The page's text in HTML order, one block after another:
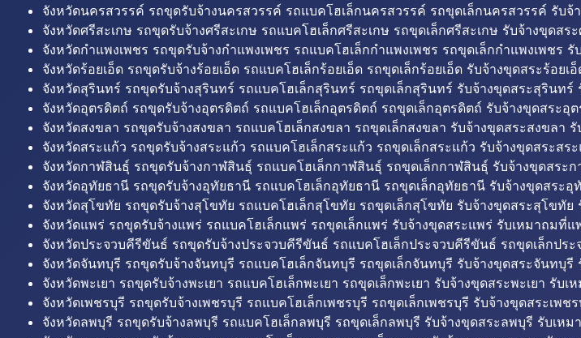
จังหวัดนครสวรรค์ รถขุดรับจ้างนครสวรรค์ รถแบคโฮเล็กนครสวรรค์ รถขุดเล็กนครสวรรค์ รับ
จังหวัดศรีสะเกษ รถขุดรับจ้างศรีสะเกษ รถแบคโฮเล็กศรีสะเกษ รถขุดเล็กศรีสะเกษ รับจ้างขุดสร
จังหวัดกำแพงเพชร รถขุดรับจ้างกำแพงเพชร รถแบคโฮเล็กกำแพงเพชร รถขุดเล็กกำแพงเพชร
จังหวัดร้อยเอ็ด รถขุดรับจ้างร้อยเอ็ด รถแบคโฮเล็กร้อยเอ็ด รถขุดเล็กร้อยเอ็ด รับจ้างขุดสระร้อยเ
จังหวัดสุรินทร์ รถขุดรับจ้างสุรินทร์ รถแบคโฮเล็กสุรินทร์ รถขุดเล็กสุรินทร์ รับจ้างขุดสระสุรินทร์
จังหวัดอุตรดิตถ์ รถขุดรับจ้างอุตรดิตถ์ รถแบคโฮเล็กอุตรดิตถ์ รถขุดเล็กอุตรดิตถ์ รับจ้างขุดสระอุ
จังหวัดสงขลา รถขุดรับจ้างสงขลา รถแบคโฮเล็กสงขลา รถขุดเล็กสงขลา รับจ้างขุดสระสงขลา
จังหวัดสระแก้ว รถขุดรับจ้างสระแก้ว รถแบคโฮเล็กสระแก้ว รถขุดเล็กสระแก้ว รับจ้างขุดสระสร
จังหวัดกาฬสินธุ์ รถขุดรับจ้างกาฬสินธุ์ รถแบคโฮเล็กกาฬสินธุ์ รถขุดเล็กกาฬสินธุ์ รับจ้างขุดสระ
จังหวัดอุทัยธานี รถขุดรับจ้างอุทัยธานี รถแบคโฮเล็กอุทัยธานี รถขุดเล็กอุทัยธานี รับจ้างขุดสระ
จังหวัดสุโขทัย รถขุดรับจ้างสุโขทัย รถแบคโฮเล็กสุโขทัย รถขุดเล็กสุโขทัย รับจ้างขุดสระสุโขทัย
จังหวัดแพร่ รถขุดรับจ้างแพร่ รถแบคโฮเล็กแพร่ รถขุดเล็กแพร่ รับจ้างขุดสระแพร่ รับเหมาถมที่แ
จังหวัดประจวบคีรีขันธ์ รถขุดรับจ้างประจวบคีรีขันธ์ รถแบคโฮเล็กประจวบคีรีขันธ์ รถขุดเล็กป
จังหวัดจันทบุรี รถขุดรับจ้างจันทบุรี รถแบคโฮเล็กจันทบุรี รถขุดเล็กจันทบุรี รับจ้างขุดสระจันทบุรี
จังหวัดพะเยา รถขุดรับจ้างพะเยา รถแบคโฮเล็กพะเยา รถขุดเล็กพะเยา รับจ้างขุดสระพะเยา รับเ
จังหวัดเพชรบุรี รถขุดรับจ้างเพชรบุรี รถแบคโฮเล็กเพชรบุรี รถขุดเล็กเพชรบุรี รับจ้างขุดสระเพช
จังหวัดลพบุรี รถขุดรับจ้างลพบุรี รถแบคโฮเล็กลพบุรี รถขุดเล็กลพบุรี รับจ้างขุดสระลพบุรี รับเห